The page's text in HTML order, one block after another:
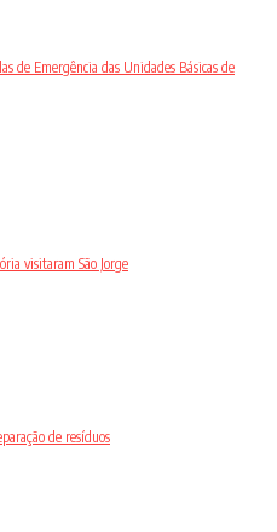
de Emergência das Unidades Básicas de
visitaram São Jorge
de resíduos